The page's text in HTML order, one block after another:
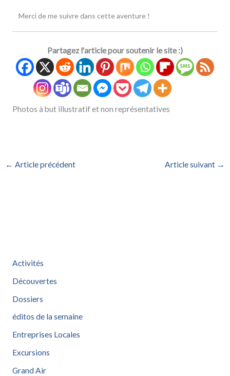
Merci de me suivre dans cette aventure !
Partagez l'article pour soutenir le site :)
Photos à but illustratif et non représentatives
← Article précédent Article suivant →
Activités
Découvertes
Dossiers
éditos de la semaine
Entreprises Locales
Excursions
Grand Air